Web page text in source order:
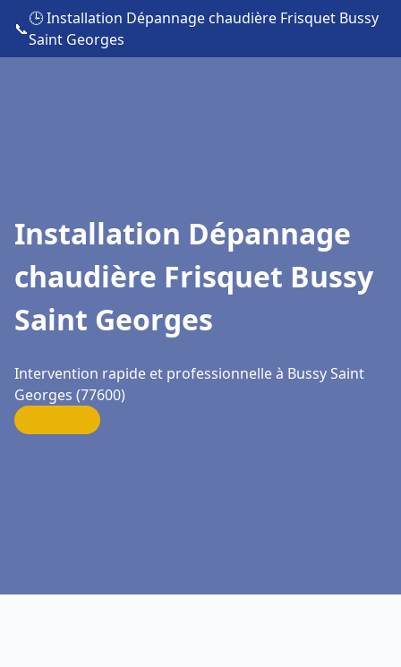
📞
🕒 Installation Dépannage chaudière Frisquet Bussy
Saint Georges
Installation Dépannage
chaudière Frisquet Bussy
Saint Georges
Intervention rapide et professionnelle à Bussy Saint
Georges (77600)